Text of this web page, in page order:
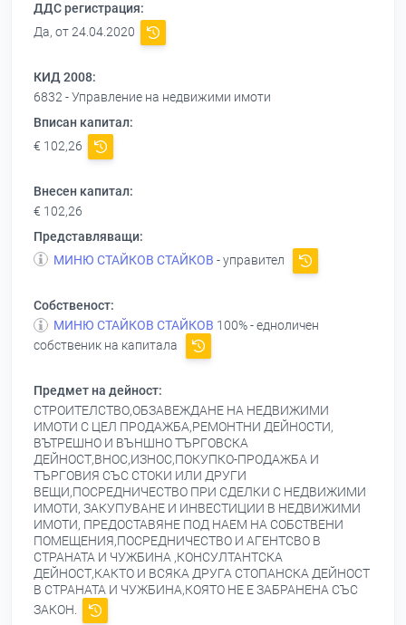
ДДС регистрация:
Да, от 24.04.2020
КИД 2008:
6832 - Управление на недвижими имоти
Вписан капитал:
€ 102,26
Внесен капитал:
€ 102,26
Представляващи:
МИНЮ СТАЙКОВ СТАЙКОВ - управител
Собственост:
МИНЮ СТАЙКОВ СТАЙКОВ 100% - едноличен
собственик на капитала
Предмет на дейност:
СТРОИТЕЛСТВО,ОБЗАВЕЖДАНЕ НА НЕДВИЖИМИ
ИМОТИ С ЦЕЛ ПРОДАЖБА,РЕМОНТНИ ДЕЙНОСТИ,
ВЪТРЕШНО И ВЪНШНО ТЪРГОВСКА
ДЕЙНОСТ,ВНОС,ИЗНОС,ПОКУПКО-ПРОДАЖБА И
ТЪРГОВИЯ СЪС СТОКИ ИЛИ ДРУГИ
ВЕЩИ,ПОСРЕДНИЧЕСТВО ПРИ СДЕЛКИ С НЕДВИЖИМИ
ИМОТИ, ЗАКУПУВАНЕ И ИНВЕСТИЦИИ В НЕДВИЖИМИ
ИМОТИ, ПРЕДОСТАВЯНЕ ПОД НАЕМ НА СОБСТВЕНИ
ПОМЕЩЕНИЯ,ПОСРЕДНИЧЕСТВО И АГЕНТСВО В
СТРАНАТА И ЧУЖБИНА ,КОНСУЛТАНТСКА
ДЕЙНОСТ,КАКТО И ВСЯКА ДРУГА СТОПАНСКА ДЕЙНОСТ
В СТРАНАТА И ЧУЖБИНА,КОЯТО НЕ Е ЗАБРАНЕНА СЪС
ЗАКОН.